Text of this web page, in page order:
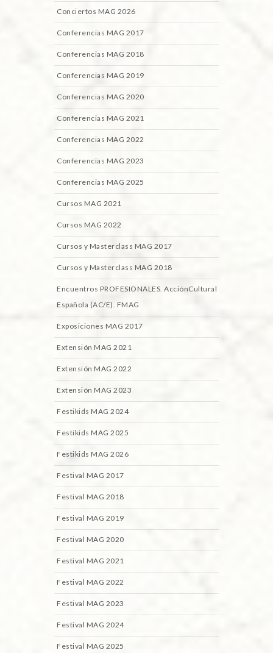
Conciertos MAG 2026
Conferencias MAG 2017
Conferencias MAG 2018
Conferencias MAG 2019
Conferencias MAG 2020
Conferencias MAG 2021
Conferencias MAG 2022
Conferencias MAG 2023
Conferencias MAG 2025
Cursos MAG 2021
Cursos MAG 2022
Cursos y Masterclass MAG 2017
Cursos y Masterclass MAG 2018
Encuentros PROFESIONALES. AcciónCultural
Española (AC/E). FMAG
Exposiciones MAG 2017
Extensión MAG 2021
Extensión MAG 2022
Extensión MAG 2023
Festikids MAG 2024
Festikids MAG 2025
Festikids MAG 2026
Festival MAG 2017
Festival MAG 2018
Festival MAG 2019
Festival MAG 2020
Festival MAG 2021
Festival MAG 2022
Festival MAG 2023
Festival MAG 2024
Festival MAG 2025